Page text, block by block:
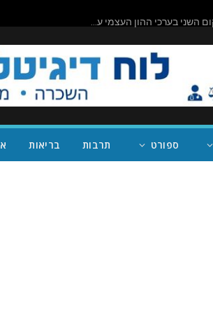
ביורוקרטיה בפעולה: שישה חודשים לאחר ההשלמה, השירותים בעלות של מיליון דולר בראניון קניון – במחוז של נית'יה ראמן – עדיין סגורים
ספורט תרבות בריאות